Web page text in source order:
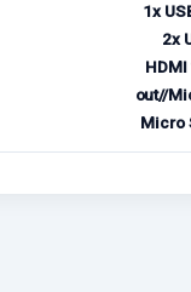
1x
2x
out//
Micro